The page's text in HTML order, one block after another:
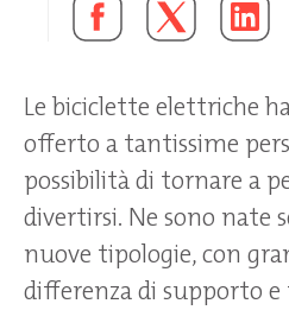
Le biciclette elettriche
offerto a tantissime
possibilità di tornare a
divertirsi. Ne sono nate
nuove tipologie, con
differenza di supporto e